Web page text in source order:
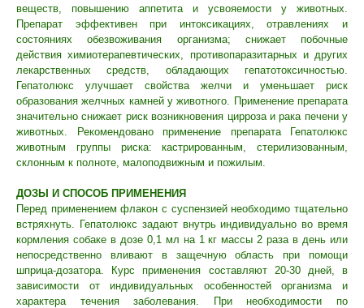
веществ, повышению аппетита и усвояемости у животных.
Препарат эффективен при интоксикациях, отравлениях и
состояниях обезвоживания организма; снижает побочные
действия химиотерапевтических, противопаразитарных и других
лекарственных средств, обладающих гепатотоксичностью.
Гепатолюкс улучшает свойства желчи и уменьшает риск
образования желчных камней у животного. Применение препарата
значительно снижает риск возникновения цирроза и рака печени у
животных. Рекомендовано применение препарата Гепатолюкс
животным группы риска: кастрированным, стерилизованным,
склонным к полноте, малоподвижным и пожилым.
ДОЗЫ И СПОСОБ ПРИМЕНЕНИЯ
Перед применением флакон с суспензией необходимо тщательно
встряхнуть. Гепатолюкс задают внутрь индивидуально во время
кормления собаке в дозе 0,1 мл на 1 кг массы 2 раза в день или
непосредственно вливают в защечную область при помощи
шприца-дозатора. Курс применения составляют 20-30 дней, в
зависимости от индивидуальных особенностей организма и
характера течения заболевания. При необходимости по
© 2015—2026 ООО «Сытая Морда»